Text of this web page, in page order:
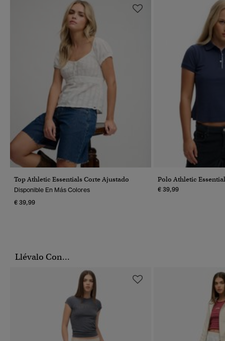
Top Athletic Essentials Corte Ajustado
Disponible En Más Colores
€ 39,99
Polo Athletic
€ 39,99
Llévalo Con...